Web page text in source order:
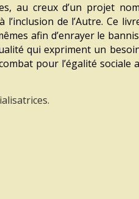
au creux d’un projet
de l’Autre. Ce
afin d’enrayer le
qui expriment un
pour l’égalité sociale